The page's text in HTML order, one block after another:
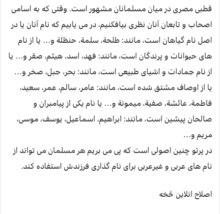
قطبی مصری در میان مسلمانان مشهور است. وقتی که به اسامی
اصحاب و تابعان آنان نظری بیافکنیم، در می یابیم که نام آنان یا در
اصل نام گیاهان است، مانند: طلحة، سلمة، حنظلة و… یا از نام
های حیوانات و پرندگان است، مانند: فهد، اسد، هیثم، صقر و… یا
از نام جمادات و اشیای طبیعی است، مانند: بحر، جبل، صخر و…
یا از اوصاف مشتق شده است، مانند: عامر، سالم، عمر، سعید،
فاطمة، عائشة، صفیة، میمونة و… یا نام یکی از پیامبران و
صالحان پیشین است، مانند: ابراهیم، اسماعیل، یوسف، موسی،
مریم و…
در پرتو چنین اصولی است که پی می بریم هر مسلمان می تواند از
نام های عربی و غیرعربی برای نام گذاری فرزندش استفاده کند.
اصلاح انلاین څخه